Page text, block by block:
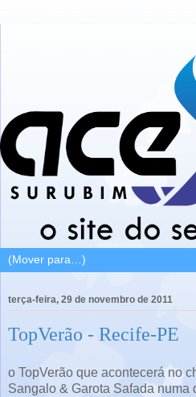
terça-feira, 29 de novembro de 2011
TopVerão - Recife-PE
o TopVerão que acontecerá no
Sangalo & Garota Safada numa